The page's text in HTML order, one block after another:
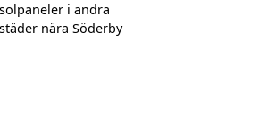
solpaneler i andra
städer nära Söderby